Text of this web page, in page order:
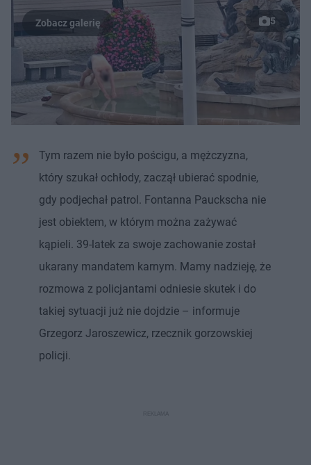
5
Tym razem nie było pościgu, a mężczyzna,
który szukał ochłody, zaczął ubierać spodnie,
gdy podjechał patrol. Fontanna Pauckscha nie
jest obiektem, w którym można zażywać
kąpieli. 39-latek za swoje zachowanie został
ukarany mandatem karnym. Mamy nadzieję, że
rozmowa z policjantami odniesie skutek i do
takiej sytuacji już nie dojdzie – informuje
Grzegorz Jaroszewicz, rzecznik gorzowskiej
policji.